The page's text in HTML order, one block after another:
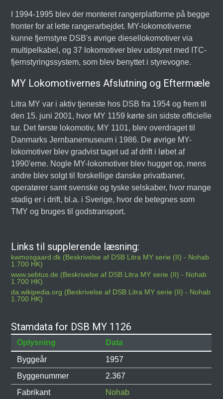
I 1994-1995 blev der monteret rangerplatforme på begge
fronter for at lette rangerarbejdet. MY-lokomotiverne
kunne fjernstyre DSB's øvrige diesellokomotiver via
multipelkabel, og 37 lokomotiver blev udstyret med ITC-
fjernstyringssystem, som blev benyttet i styrevogne.
MY Lokomotivernes Afslutning og Eftermæle
Litra MY var i aktiv tjeneste hos DSB fra 1954 og frem til
den 15. juni 2001, hvor MY 1159 kørte sin sidste officielle
tur. Det første lokomotiv, MY 1101, blev overdraget til
Danmarks Jernbanemuseum i 1986. De øvrige MY-
lokomotiver blev gradvist taget ud af drift i løbet af
1990'erne. Nogle MY-lokomotiver blev hugget op, mens
andre blev solgt til forskellige danske privatbaner,
operatører samt svenske og tyske selskaber, hvor mange
stadig er i drift, bl.a. i Sverige, hvor de betegnes som
TMY og bruges til godstransport.
Links til supplerende læsning:
kwmosgaard.dk (Beskrivelse af DSB Litra MY serie (II) - Nohab
1.700 HK)
www.sebtus.de (Beskrivelse af DSB Litra MY serie (II) - Nohab
1.700 HK)
da.wikipedia.org (Beskrivelse af DSB Litra MY serie (II) - Nohab
1.700 HK)
Stamdata for DSB MY 1126
Oplysning
Data
Byggeår
1957
Byggenummer
2.367
Fabrikant
Nohab